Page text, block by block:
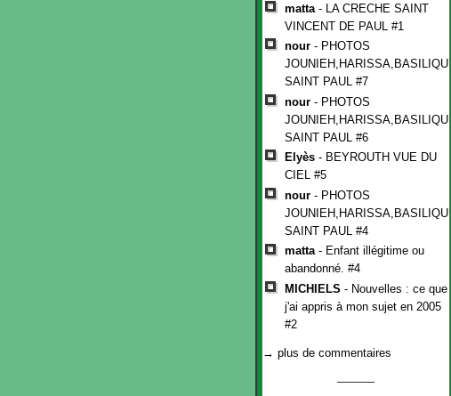
matta - LA CRECHE SAINT
VINCENT DE PAUL #1
nour - PHOTOS
JOUNIEH,HARISSA,BASILIQUE
SAINT PAUL #7
nour - PHOTOS
JOUNIEH,HARISSA,BASILIQUE
SAINT PAUL #6
Elyès - BEYROUTH VUE DU
CIEL #5
nour - PHOTOS
JOUNIEH,HARISSA,BASILIQUE
SAINT PAUL #4
matta- Enfant illégitime ou
abandonné. #4
MICHIELS - Nouvelles : ce que
j'ai appris à mon sujet en 2005
#2
→ plus de commentaires